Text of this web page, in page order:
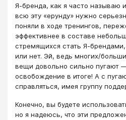
Я-бренда, как я часто называю
всю эту «ерунду» нужно
поняли в ходе тренингов,
эффективнее в составе
стремящихся стать Я-
или нет. Эй, ведь многих/
вещи довольно сильно пугают —
освобождение в итоге! А с
справляться, имея группу
Конечно, вы будете
но я надеюсь, что эти